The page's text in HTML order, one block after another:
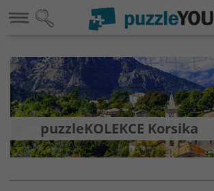
puzzleKOLEKCE Korsika